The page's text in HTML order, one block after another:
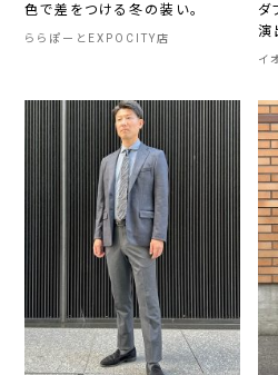
色で差をつける冬の装い。
ららぽーとEXPOCITY店
ダ
演
イ